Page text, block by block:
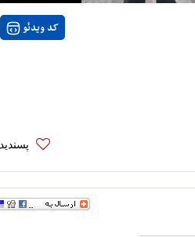
کد ویدئو